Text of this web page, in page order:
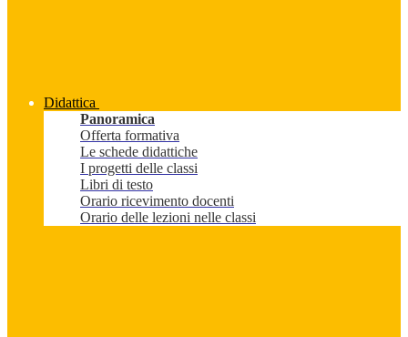
Didattica
Panoramica
Offerta formativa
Le schede didattiche
I progetti delle classi
Libri di testo
Orario ricevimento docenti
Orario delle lezioni nelle classi